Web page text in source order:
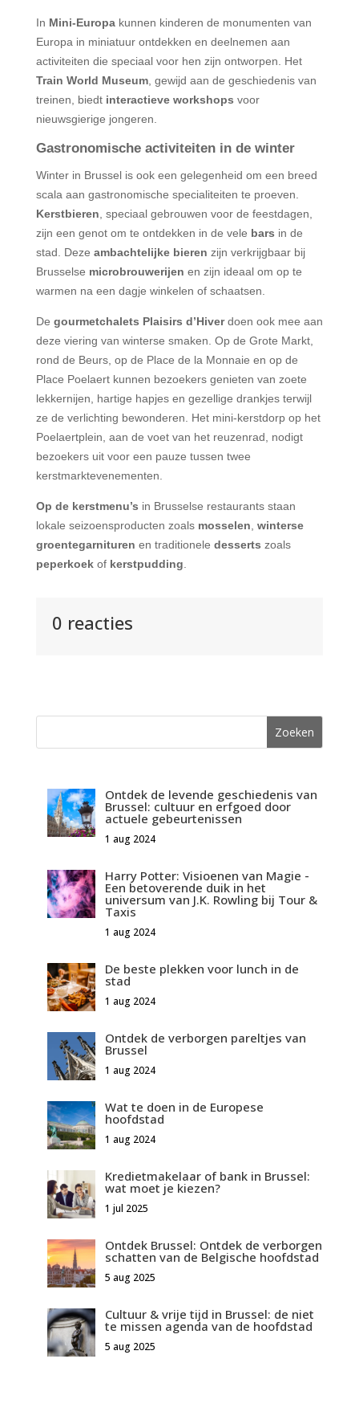
In Mini-Europakunnen kinderen de monumenten van
Europa in miniatuur ontdekken en deelnemen aan
activiteiten die speciaal voor hen zijn ontworpen. Het
Train World Museum, gewijd aan de geschiedenis van
treinen, biedt interactieve workshops voor
nieuwsgierige jongeren.
Gastronomische activiteiten in de winter
Winter in Brussel is ook een gelegenheid om een breed
scala aan gastronomische specialiteiten te proeven.
Kerstbieren , speciaal gebrouwen voor de feestdagen,
zijn een genot om te ontdekken in de vele bars in de
stad. Deze ambachtelijke bieren zijn verkrijgbaar bij
Brusselse microbrouwerijen en zijn ideaal om op te
warmen na een dagje winkelen of schaatsen.
De gourmetchalets Plaisirs d’Hiverdoen ook mee aan
deze viering van winterse smaken. Op de Grote Markt,
rond de Beurs, op de Place de la Monnaie en op de
Place Poelaertkunnen bezoekers genieten van zoete
lekkernijen, hartige hapjes en gezellige drankjes terwijl
ze de verlichting bewonderen. Het mini-kerstdorp op het
Poelaertplein, aan de voet van het reuzenrad, nodigt
bezoekers uit voor een pauze tussen twee
kerstmarktevenementen.
Op de kerstmenu’s in Brusselse restaurants staan
lokale seizoensproducten zoals mosselen winterse
groentegarnituren en traditionele desserts zoals
peperkoekof kerstpudding
0 reacties
Ontdek de levende geschiedenis van
Brussel: cultuur en erfgoed door
actuele gebeurtenissen
1 aug 2024
Harry Potter: Visioenen van Magie -
Een betoverende duik in het
universum van J.K. Rowling bij Tour &
Taxis
1 aug 2024
De beste plekken voor lunch in de
stad
1 aug 2024
Ontdek de verborgen pareltjes van
Brussel
1 aug 2024
Wat te doen in de Europese
hoofdstad
1 aug 2024
Kredietmakelaar of bank in Brussel:
wat moet je kiezen?
1 jul 2025
Ontdek Brussel: Ontdek de verborgen
schatten van de Belgische hoofdstad
5 aug 2025
Cultuur & vrije tijd in Brussel: de niet
te missen agenda van de hoofdstad
5 aug 2025